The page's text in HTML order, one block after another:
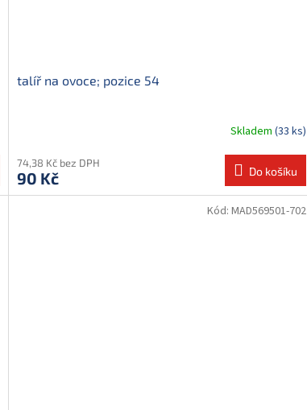
talíř na ovoce; pozice 54
Skladem (33 ks)
74,38 Kč bez DPH
90 Kč Do košíku
Kód: MAD569501-702